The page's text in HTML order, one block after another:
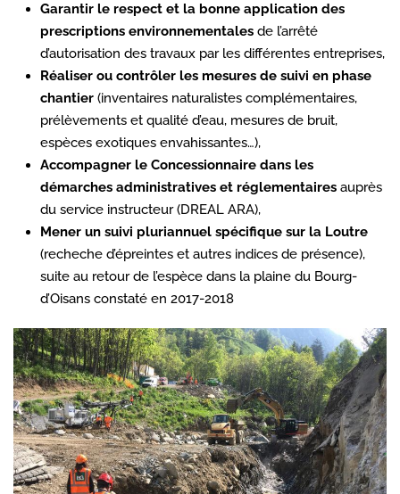
Garantir le respect et la bonne application des
prescriptions environnementales de l’arrêté
d’autorisation des travaux par les différentes entreprises,
Réaliser ou contrôler les mesures de suivi en phase
chantier (inventaires naturalistes complémentaires,
prélèvements et qualité d’eau, mesures de bruit,
espèces exotiques envahissantes…),
Accompagner le Concessionnaire dans les
démarches administratives et réglementaires auprès
du service instructeur (DREAL ARA),
Mener un suivi pluriannuel spécifique sur la Loutre
(recheche d’épreintes et autres indices de présence),
suite au retour de l’espèce dans la plaine du Bourg-
d’Oisans constaté en 2017-2018